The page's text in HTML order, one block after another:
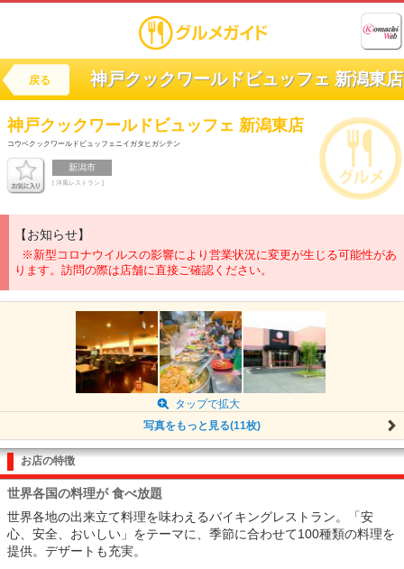
戻る 神戸クックワールドビュッフェ 新潟東店
神戸クックワールドビュッフェ 新潟東店
コウベクックワールドビュッフェニイガタヒガシテン
新潟市
[ 洋風レストラン ]
【お知らせ】
※新型コロナウイルスの影響により営業状況に変更が生じる可能性があ
ります。訪問の際は店舗に直接ご確認ください。
タップで拡大
写真をもっと見る(11枚)
お店の特徴
世界各国の料理が 食べ放題
世界各地の出来立て料理を味わえるバイキングレストラン。「安
心、安全、おいしい」をテーマに、季節に合わせて100種類の料理を
提供。デザートも充実。